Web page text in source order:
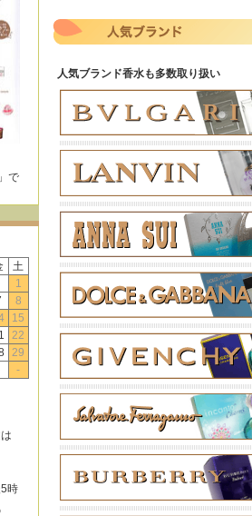
人気ブランド香水も多数取り扱い
で
土
1
8
15
22
29
-
時